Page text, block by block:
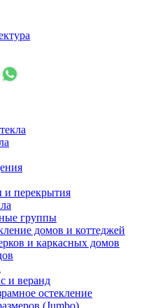
перекрытия
группы
домов и коттеджей
и каркасных домов
и веранд
остекление
(Jumbo)